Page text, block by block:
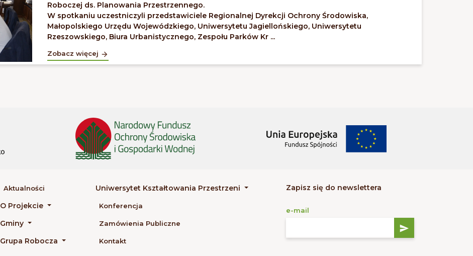
Roboczej ds. Planowania Przestrzennego.
W spotkaniu uczestniczyli przedstawiciele Regionalnej Dyrekcji Ochrony Środowiska,
Małopolskiego Urzędu Wojewódzkiego, Uniwersytetu Jagiellońskiego, Uniwersytetu
Rzeszowskiego, Biura Urbanistycznego, Zespołu Parków Kr ...
Zobacz więcej
Aktualności
O Projekcie
Gminy
Grupa Robocza
Uniwersytet Kształtowania Przestrzeni
Konferencja
Zamówienia Publiczne
Kontakt
Zapisz się do newslettera
e-mail